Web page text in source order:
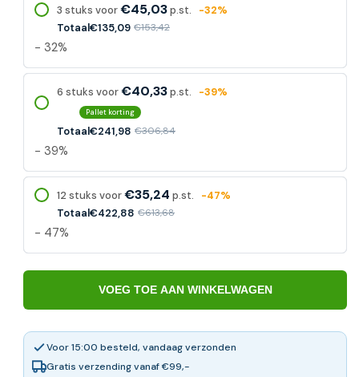
3 stuks voor€45,03p.st.
-32%
Totaal€135,09 €153,42
- 32%
6 stuks voor€40,33p.st. -39%
Pallet korting
Totaal€241,98 €306,84
- 39%
12 stuks voor€35,24 p.st.
-47%
Totaal€422,88 €613,68
- 47%
VOEG TOE AAN WINKELWAGEN
Voor 15:00 besteld, vandaag verzonden
Gratis verzending vanaf €99,-